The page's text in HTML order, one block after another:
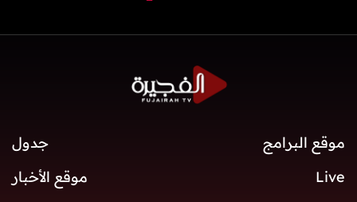
موقع البرامج
جدول
Live
موقع الأخبار